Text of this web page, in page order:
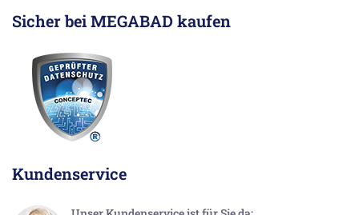
Sicher bei MEGABAD kaufen
Kundenservice